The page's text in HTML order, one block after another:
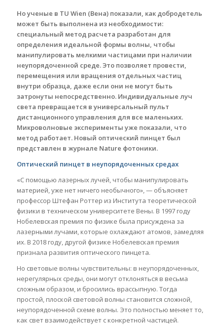
Но ученые в TU Wien (Вена) показали, как добродетель
может быть выполнена из необходимости:
специальный метод расчета разработан для
определения идеальной формы волны, чтобы
манипулировать мелкими частицами при наличии
неупорядоченной среде. Это позволяет провести,
перемещения или вращения отдельных частиц
внутри образца, даже если они не могут быть
затронуты непосредственно. Индивидуальные луч
света превращается в универсальный пульт
дистанционного управления для все маленьких.
Микроволновые эксперименты уже показали, что
метод работает. Новый оптический пинцет был
представлен в журнале Nature фотоники.
Оптический пинцет в неупорядоченных средах
«С помощью лазерных лучей, чтобы манипулировать
материей, уже нет ничего необычного», — объясняет
профессор Штефан Роттер из Института теоретической
физики в техническом университете Вены. В 1997 году
Нобелевская премия по физике была присуждена за
лазерными лучами, которые охлаждают атомов, замедляя
их. В 2018 году, другой физике Нобелевская премия
признала развития оптического пинцета.
Но световые волны чувствительны: в неупорядоченных,
нерегулярных среды, они могут отклоняться в весьма
сложным образом, и бросились врассыпную. Тогда
простой, плоской световой волны становится сложной,
неупорядоченной схеме волны. Это полностью меняет то,
как свет взаимодействует с конкретной частицей.